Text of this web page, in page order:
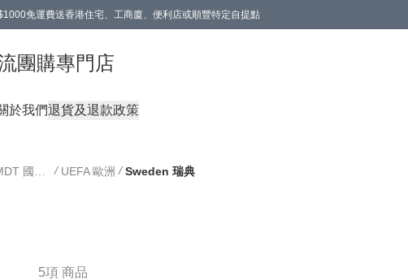
免運費送香港住宅、工商廈、便利店或順豐特定自提點
團購專門店
於我們退貨及退款政策
/ UEFA 歐洲 / Sweden 瑞典
5項 商品